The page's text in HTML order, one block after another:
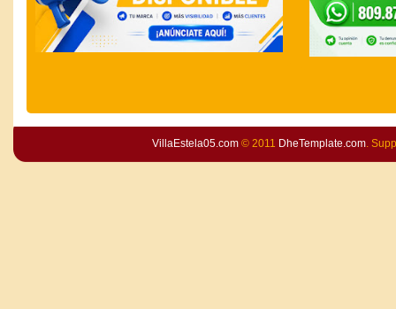
VillaEstela05.com© 2011 DheTemplate.com.